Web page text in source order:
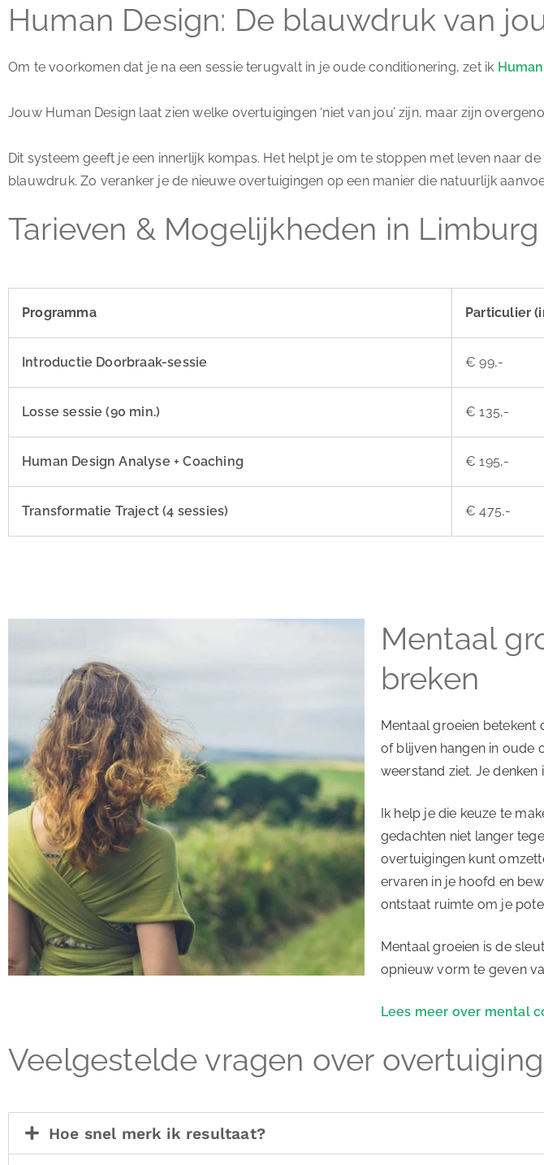
Human Design: De blauwdruk van
Om te voorkomen dat je na een sessie terugvalt in je oude conditionering, zet ik
Jouw Human Design laat zien welke overtuigingen ‘niet van jou’ zijn, maar zijn
Dit systeem geeft je een innerlijk kompas. Het helpt je om te stoppen met leven naar
blauwdruk. Zo veranker je de nieuwe overtuigingen op een manier die natuurlijk
Tarieven & Mogelijkheden in Limburg
Programma Particulier
Introductie Doorbraak-sessie € 99,-
Losse sessie (90 min.) € 135,-
Human Design Analyse + Coaching € 195,-
Transformatie Traject (4 sessies) € 475,-
Mentaal
breken
Mentaal groeien betekent
of blijven hangen in oude
weerstand ziet. Je denken
Ik help je die keuze te
gedachten niet langer
overtuigingen kunt
ervaren in je hoofd en
ontstaat ruimte om je
Mentaal groeien is de
opnieuw vorm te geven
Lees meer over mental
Veelgestelde vragen over
Hoe snel merk ik resultaat?